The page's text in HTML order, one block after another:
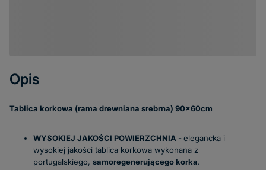
Opis
Tablica korkowa (rama drewniana srebrna) 90x60cm
WYSOKIEJ JAKOŚCI POWIERZCHNIA - elegancka i
wysokiej jakości tablica korkowa wykonana z
portugalskiego, samoregenerującego korka.